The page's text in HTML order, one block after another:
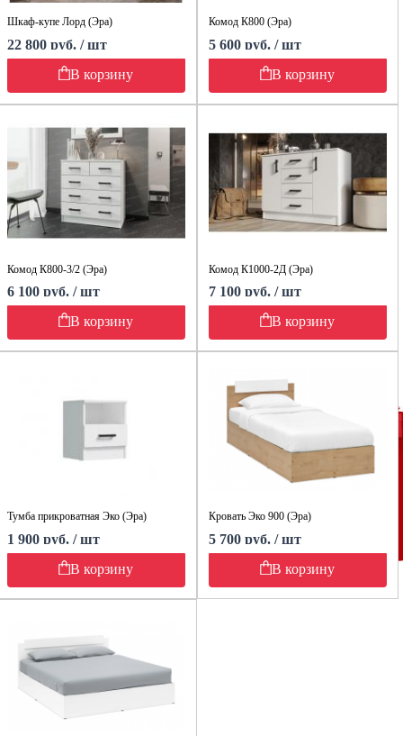
Шкаф-купе Лорд (Эра)
22 800 руб. / шт
В корзину
Комод К800 (Эра)
5 600 руб. / шт
В корзину
Комод К800-3/2 (Эра)
6 100 руб. / шт
В корзину
Комод К1000-2Д (Эра)
7 100 руб. / шт
В корзину
Тумба прикроватная Эко (Эра)
1 900 руб. / шт
В корзину
Кровать Эко 900 (Эра)
5 700 руб. / шт
В корзину